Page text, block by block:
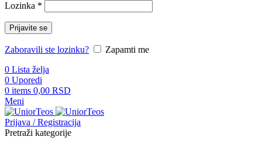
Lozinka *
Prijavite se
Zaboravili ste lozinku?
Zapamti me
0 Lista želja
0 Uporedi
0 items 0,00 RSD
Meni
Prijava / Registracija
Pretraži kategorije